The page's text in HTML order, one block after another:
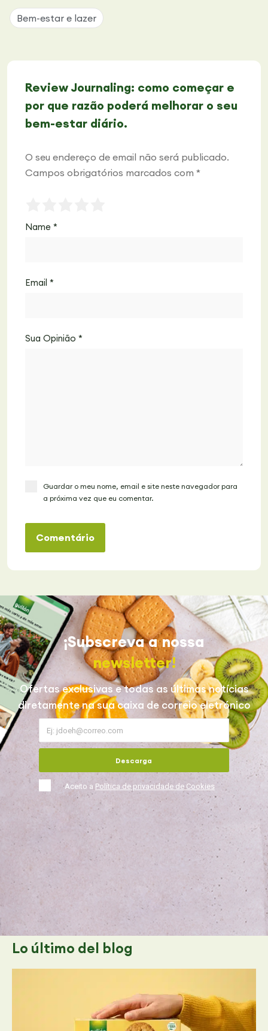
Bem-estar e lazer
Review Journaling: como começar e
por que razão poderá melhorar o seu
bem-estar diário.
O seu endereço de email não será publicado.
Campos obrigatórios marcados com *
Name *
Email *
Sua Opinião *
Guardar o meu nome, email e site neste navegador para
a próxima vez que eu comentar.
Comentário
¡Subscreva a nossa
newsletter!
Ofertas exclusivas e todas as últimas notícias
diretamente na sua caixa de correio eletrónico
Aceito a Política de privacidade de Cookies
Descarga
Lo último del blog